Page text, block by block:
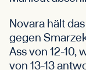
Novara hält
gegen
Ass von 12-10,